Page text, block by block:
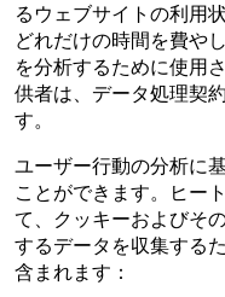
るウェブサイトの利用
どれだけの時間を費や
を分析するために使用
供者は、データ処理契
す。
ユーザー行動の分析に
ことができます。ヒー
て、クッキーおよびそ
するデータを収集する
含まれます：